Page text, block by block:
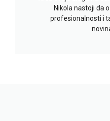
Nikola nastoji da
profesionalnosti i